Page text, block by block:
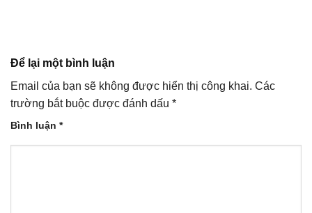
Để lại một bình luận
Email của bạn sẽ không được hiển thị công khai. Các
trường bắt buộc được đánh dấu *
Bình luận *